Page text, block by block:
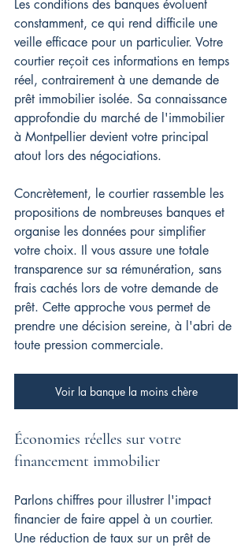
Les conditions des banques évoluent
constamment, ce qui rend difficile une
veille efficace pour un particulier. Votre
courtier reçoit ces informations en temps
réel, contrairement à une demande de
prêt immobilier isolée. Sa connaissance
approfondie du marché de l'immobilier
à Montpellier devient votre principal
atout lors des négociations.
Concrètement, le courtier rassemble les
propositions de nombreuses banques et
organise les données pour simplifier
votre choix. Il vous assure une totale
transparence sur sa rémunération, sans
frais cachés lors de votre demande de
prêt. Cette approche vous permet de
prendre une décision sereine, à l'abri de
toute pression commerciale.
Voir la banque la moins chère
Économies réelles sur votre
financement immobilier
Parlons chiffres pour illustrer l'impact
financier de faire appel à un courtier.
Une réduction de taux sur un prêt de